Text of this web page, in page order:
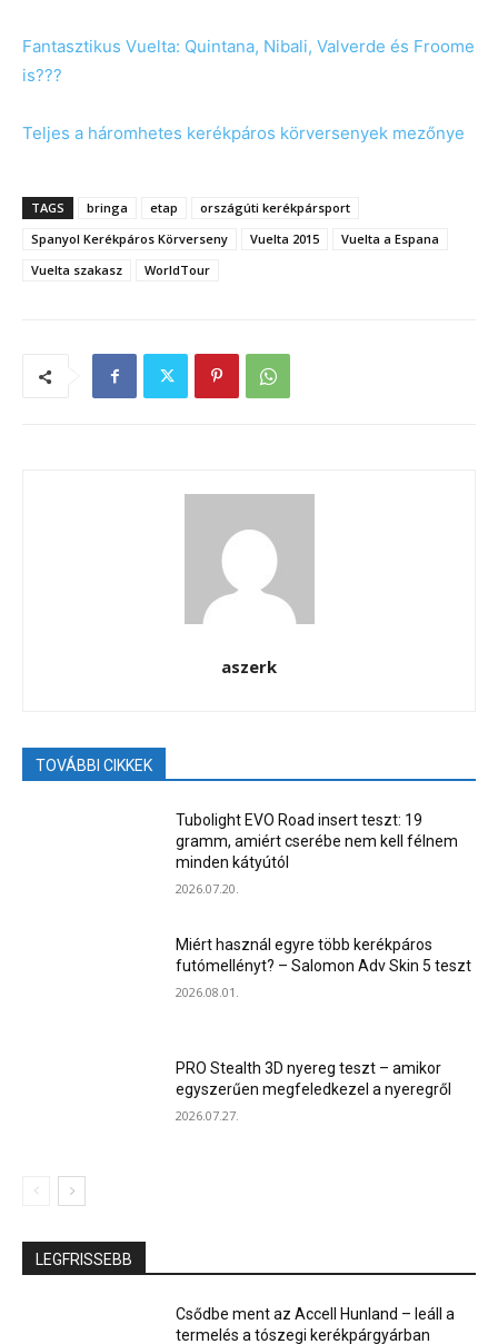
Fantasztikus Vuelta: Quintana, Nibali, Valverde és Froome
is???
Teljes a háromhetes kerékpáros körversenyek mezőnye
TAGS bringa etap
országúti kerékpársport
Spanyol Kerékpáros Körverseny
Vuelta 2015
Vuelta a Espana
Vuelta szakasz
WorldTour
aszerk
TOVÁBBI CIKKEK
Tubolight EVO Road insert teszt: 19
gramm, amiért cserébe nem kell félnem
minden kátyútól
2026.07.20.
Miért használ egyre több kerékpáros
futómellényt? – Salomon Adv Skin 5 teszt
2026.08.01.
PRO Stealth 3D nyereg teszt – amikor
egyszerűen megfeledkezel a nyeregről
2026.07.27.
LEGFRISSEBB
Csődbe ment az Accell Hunland – leáll a
termelés a tószegi kerékpárgyárban